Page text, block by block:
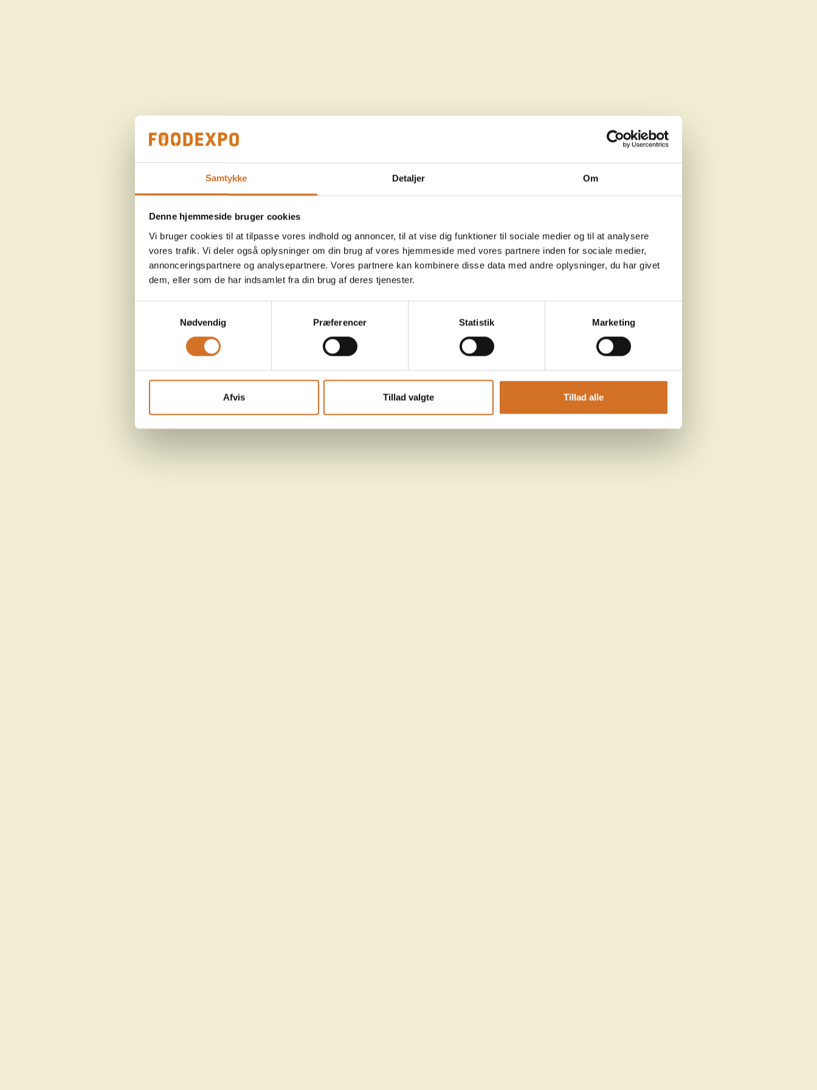
Samtykke Detaljer Om
Denne hjemmeside bruger cookies
Vi bruger cookies til at tilpasse vores indhold og annoncer, til at vise dig funktioner til sociale medier og til at analysere
vores trafik. Vi deler også oplysninger om din brug af vores hjemmeside med vores partnere inden for sociale medier,
annonceringspartnere og analysepartnere. Vores partnere kan kombinere disse data med andre oplysninger, du har givet
dem, eller som de har indsamlet fra din brug af deres tjenester.
Nødvendig
Præferencer Statistik Marketing
Afvis Tillad valgte Tillad alle